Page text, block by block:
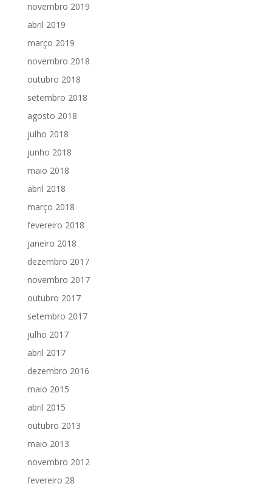
novembro 2019
abril 2019
março 2019
novembro 2018
outubro 2018
setembro 2018
agosto 2018
julho 2018
junho 2018
maio 2018
abril 2018
março 2018
fevereiro 2018
janeiro 2018
dezembro 2017
novembro 2017
outubro 2017
setembro 2017
julho 2017
abril 2017
dezembro 2016
maio 2015
abril 2015
outubro 2013
maio 2013
novembro 2012
fevereiro 28